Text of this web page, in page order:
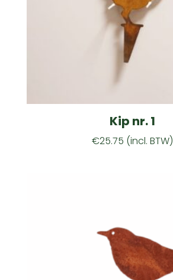
Kip nr. 1
€25.75 (incl. BTW)